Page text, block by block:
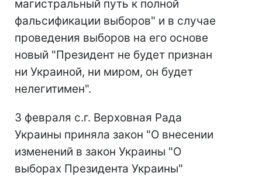
магистральный путь к полной
фальсификации выборов" и в случае
проведения выборов на его основе
новый "Президент не будет признан
ни Украиной, ни миром, он будет
нелегитимен".
3 февраля с.г. Верховная Рада
Украины приняла закон "О внесении
изменений в закон Украины "О
выборах Президента Украины"